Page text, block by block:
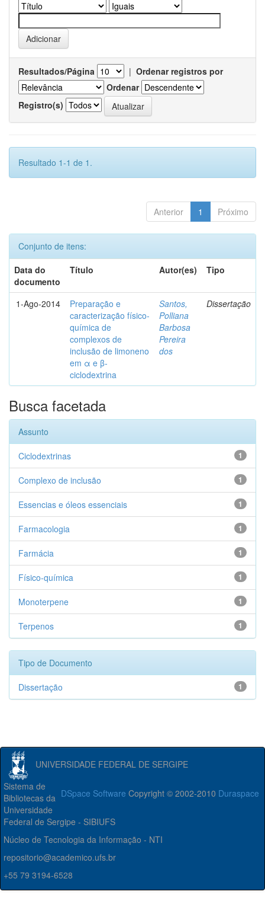
Resultados/Página | Ordenar registros por
Ordenar
Registro(s)
Resultado 1-1 de 1.
Anterior 1 Próximo
Conjunto de itens:
Data do
documento
Título Autor(es) Tipo
1-Ago-2014
Preparação e
caracterização físico-
química de
complexos de
inclusão de limoneno
em α e β-
ciclodextrina
Santos,
Polliana
Barbosa
Pereira
dos
Dissertação
Busca facetada
Assunto
1
Ciclodextrinas
1
Complexo de inclusão
1
Essencias e óleos essenciais
1
Farmacologia
1
Farmácia
1
Físico-química
1
Monoterpene
1
Terpenos
Tipo de Documento
1
Dissertação
UNIVERSIDADE FEDERAL DE SERGIPE
DSpace Software Copyright © 2002-2010 Duraspace
Sistema de
Bibliotecas da
Universidade
Federal de Sergipe - SIBIUFS
Núcleo de Tecnologia da Informação - NTI
repositorio@academico.ufs.br
+55 79 3194-6528